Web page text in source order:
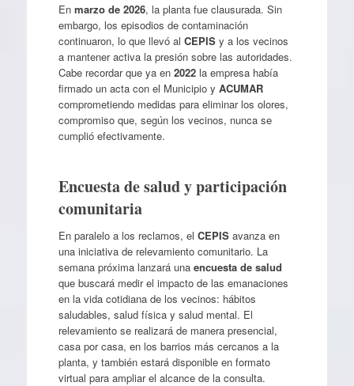
En marzo de 2026, la planta fue clausurada. Sin
embargo, los episodios de contaminación
continuaron, lo que llevó al CEPISy a los vecinos
a mantener activa la presión sobre las autoridades.
Cabe recordar que ya en 2022la empresa había
firmado un acta con el Municipio y ACUMAR
comprometiendo medidas para eliminar los olores,
compromiso que, según los vecinos, nunca se
cumplió efectivamente.
Encuesta de salud y participación
comunitaria
En paralelo a los reclamos, el CEPISavanza en
una iniciativa de relevamiento comunitario. La
semana próxima lanzará una encuesta de salud
que buscará medir el impacto de las emanaciones
en la vida cotidiana de los vecinos: hábitos
saludables, salud física y salud mental. El
relevamiento se realizará de manera presencial,
casa por casa, en los barrios más cercanos a la
planta, y también estará disponible en formato
virtual para ampliar el alcance de la consulta.